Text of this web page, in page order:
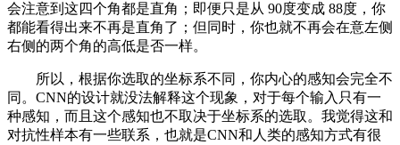
会注意到这四个角都是直角；即便只是从 90度变成 88度，你
都能看得出来不再是直角了；但同时，你也就不再会在意左侧
右侧的两个角的高低是否一样。
所以，根据你选取的坐标系不同，你内心的感知会完全不
同。CNN的设计就没法解释这个现象，对于每个输入只有一
种感知，而且这个感知也不取决于坐标系的选取。我觉得这和
对抗性样本有一些联系，也就是CNN和人类的感知方式有很